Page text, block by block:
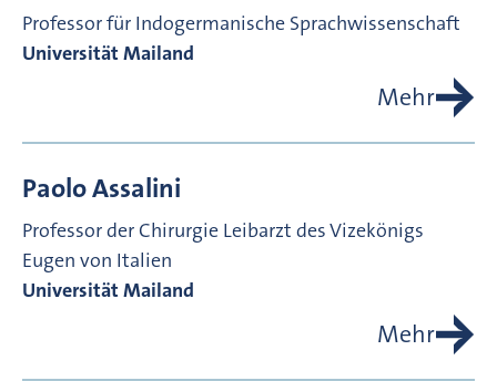
Professor für Indogermanische Sprachwissenschaft
Universität Mailand
Mehr
PaoloAssalini
Professor der Chirurgie Leibarzt des Vizekönigs
Eugen von Italien
Universität Mailand
Mehr